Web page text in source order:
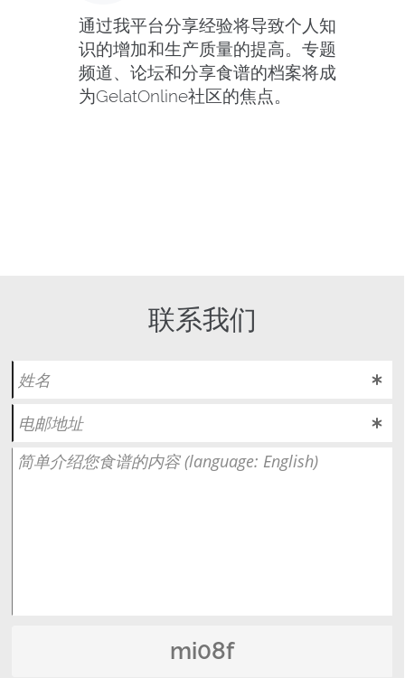
通过我平台分享经验将导致个人知
识的增加和生产质量的提高。专题
频道、论坛和分享食谱的档案将成
为GelatOnline社区的焦点。
mi08f
联系我们